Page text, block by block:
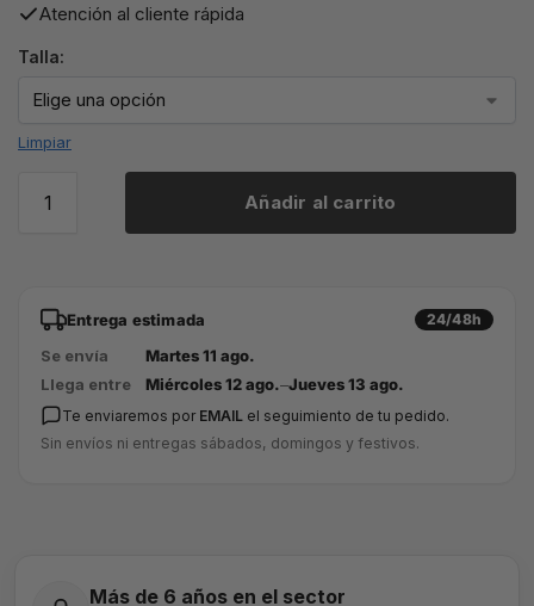
Atención al cliente rápida
Talla:
Limpiar
Añadir al carrito
Entrega estimada 24/48h
Se envía
Martes 11 ago.
Llega entre
Miércoles 12 ago.–Jueves 13 ago.
Te enviaremos por EMAIL el seguimiento de tu pedido.
Sin envíos ni entregas sábados, domingos y festivos.
Más de 6 años en el sector